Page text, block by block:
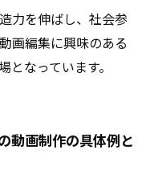
力を伸ばし、社会参
画編集に興味のある
なっています。
動画制作の具体例と